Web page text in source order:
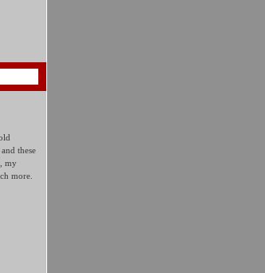
these
my
more.